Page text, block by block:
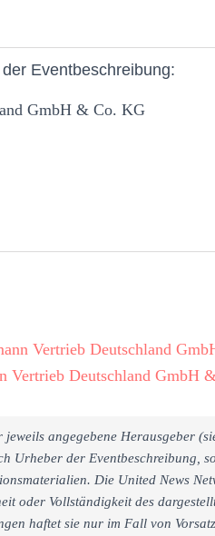
Eventbeschreibung:
GmbH & Co. KG
Vertrieb Deutschland
Vertrieb Deutschland GmbH
angegebene Herausgeber
Urheber der Eventbeschreibung,
Die United News
oder Vollständigkeit des
haftet sie nur im Fall von